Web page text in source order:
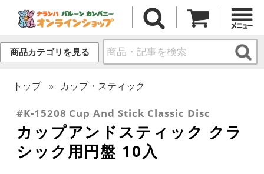
商品カテゴリを見る
トップ カップ・スティック
#K-15208 Cup And Stick Classic Disc
カップアンドスティック クラ
シック用円盤 10入